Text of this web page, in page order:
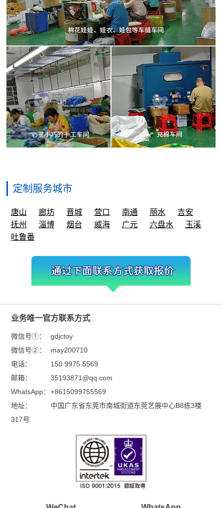
定制服务城市
唐山 廊坊 晋城 营口 南通 丽水
吉安
抚州
淄博 烟台 威海 广元 六盘水
玉溪
吐鲁番
业务唯一官方联系方式
微信号①：
gdjctoy
微信号②：
may200710
电话：
150 9975 5569
邮箱：
35193871@qq.com
WhatsApp： +8615099755569
地址：
中国广东省东莞市南城街道东莞艺展中心B8栋3楼
317号